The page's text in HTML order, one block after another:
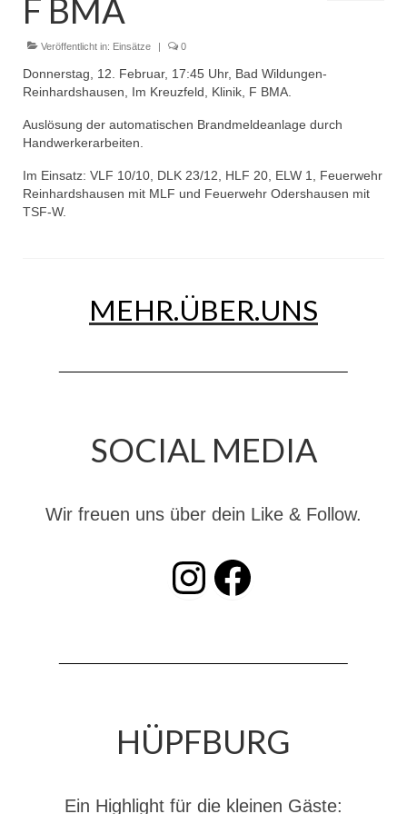
Dienstplan
Einsätze
Einsatzstichworte
Jugendfeuerwehr
Dienstplan
Kreiszeltlager 2023
Katastrophenschutz
Termine
F BMA
Veröffentlicht in: Einsätze | 0
Donnerstag, 12. Februar, 17:45 Uhr, Bad Wildungen-
Reinhardshausen, Im Kreuzfeld, Klinik, F BMA.
Auslösung der automatischen Brandmeldeanlage durch
Handwerkerarbeiten.
Im Einsatz: VLF 10/10, DLK 23/12, HLF 20, ELW 1, Feuerwehr
Reinhardshausen mit MLF und Feuerwehr Odershausen mit
TSF-W.
MEHR.ÜBER.UNS
SOCIAL MEDIA
Wir freuen uns über dein Like & Follow.
INSTAGRAM Facebook
HÜPFBURG
Ein Highlight für die kleinen Gäste: